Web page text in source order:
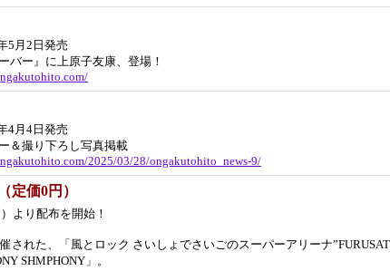
5月2日発売
バー』に上原子友康、登場！
4月4日発売
＆撮り下ろし写真掲載
2025/03/28/ongakutohito_news-9/
定価0円）
より配布を開始！
された、「風とロック さいしょでさいごのスーパーアリーナ
SHMPHONY」。